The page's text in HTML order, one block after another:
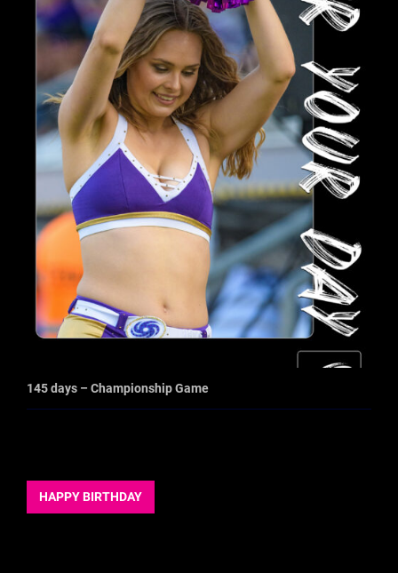
145 days – Championship Game
HAPPY BIRTHDAY